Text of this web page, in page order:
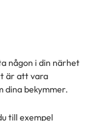
någon i din närhet
är att vara
dina bekymmer.
till exempel